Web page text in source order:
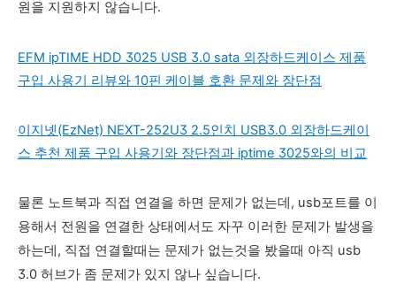
원을 지원하지 않습니다.
EFM ipTIME HDD 3025 USB 3.0 sata 외장하드케이스 제품
구입 사용기 리뷰와 10핀 케이블 호환 문제와 장단점
이지넷(EzNet) NEXT-252U3 2.5인치 USB3.0 외장하드케이
스 추천 제품 구입 사용기와 장단점과 iptime 3025와의 비교
물론 노트북과 직접 연결을 하면 문제가 없는데, usb포트를 이
용해서 전원을 연결한 상태에서도 자꾸 이러한 문제가 발생을
하는데, 직접 연결할때는 문제가 없는것을 봤을때 아직 usb
3.0 허브가 좀 문제가 있지 않나 싶습니다.